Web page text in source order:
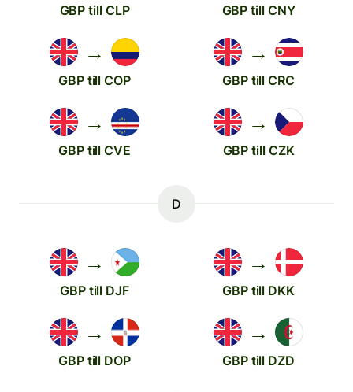
GBP till CLP GBP till CNY
→
GBP till COP
→
GBP till CRC
→
GBP till CVE
→
GBP till CZK
D
→
GBP till DJF
→
GBP till DKK
→
GBP till DOP
→
GBP till DZD